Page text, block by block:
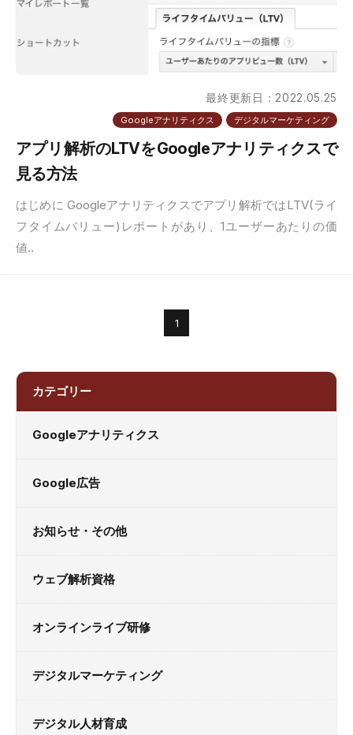
最終更新日：2022.05.25
Googleアナリティクス デジタルマーケティング
アプリ解析のLTVをGoogleアナリティクスで
見る方法
はじめに Googleアナリティクスでアプリ解析ではLTV(ライ
フタイムバリュー)レポートがあり、1ユーザーあたりの価
値..
1
カテゴリー
Googleアナリティクス
Google広告
お知らせ・その他
ウェブ解析資格
オンラインライブ研修
デジタルマーケティング
デジタル人材育成